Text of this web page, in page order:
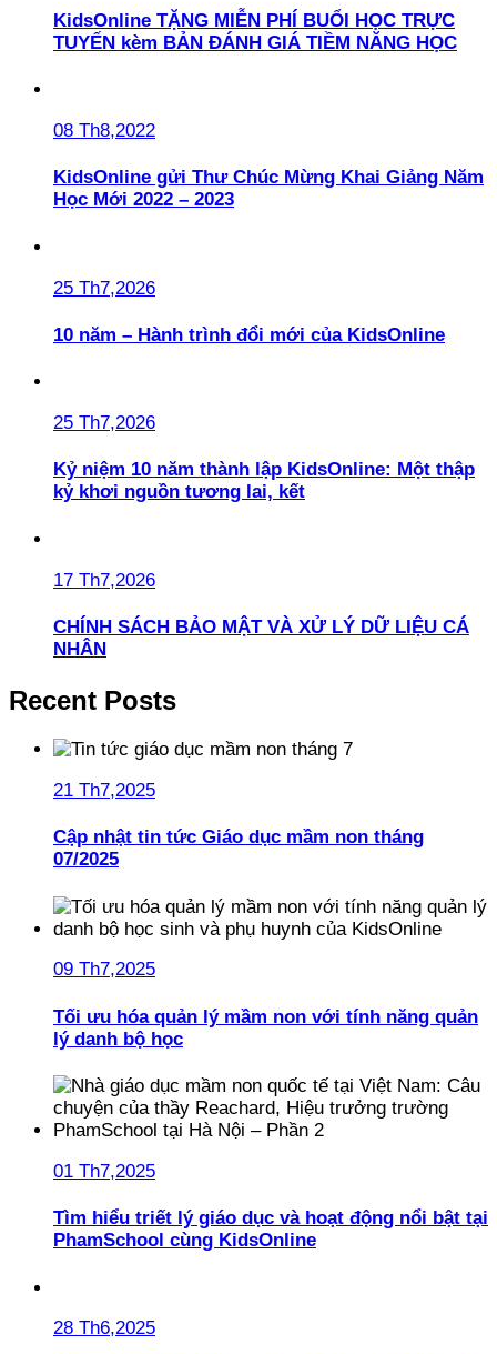
KidsOnline TẶNG MIỄN PHÍ BUỔI HỌC TRỰC
TUYẾN kèm BẢN ĐÁNH GIÁ TIỀM NĂNG HỌC
08 Th8,2022
KidsOnline gửi Thư Chúc Mừng Khai Giảng Năm
Học Mới 2022 – 2023
25 Th7,2026
10 năm – Hành trình đổi mới của KidsOnline
25 Th7,2026
Kỷ niệm 10 năm thành lập KidsOnline: Một thập
kỷ khơi nguồn tương lai, kết
17 Th7,2026
CHÍNH SÁCH BẢO MẬT VÀ XỬ LÝ DỮ LIỆU CÁ
NHÂN
Recent Posts
21 Th7,2025
Cập nhật tin tức Giáo dục mầm non tháng
07/2025
09 Th7,2025
Tối ưu hóa quản lý mầm non với tính năng quản
lý danh bộ học
01 Th7,2025
Tìm hiểu triết lý giáo dục và hoạt động nổi bật tại
PhamSchool cùng KidsOnline
28 Th6,2025